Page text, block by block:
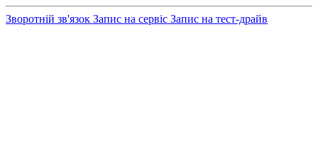
Зворотній зв'язок Запис на сервіс Запис на тест-драйв